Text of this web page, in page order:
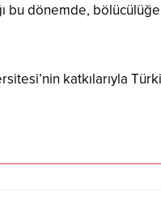
bu dönemde,
katkılarıyla